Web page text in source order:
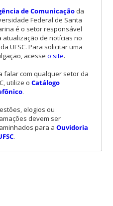
de Comunicaçãoda
Federal de Santa
é o setor responsável
atualização de notícias no
UFSC. Para solicitar uma
acesse o site.
falar com qualquer setor da
utilize o Catálogo
.
elogios ou
devem ser
para a Ouvidoria
.